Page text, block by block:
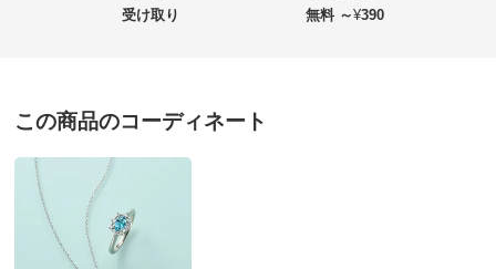
別
※お届け先が同じであれば複数個ご購入いただいても¥880です。
■今回準備数：4
受け取り
無料 ～¥390
この商品のコーディネート